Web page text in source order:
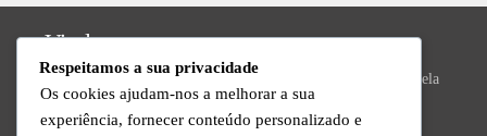
Vizela
Praça do Município Bloco 8, Loja 43, N.º 392, 4815-013 Vizela
Valongo
Respeitamos a sua privacidade
Os cookies ajudam-nos a melhorar a sua
experiência, fornecer conteúdo personalizado e